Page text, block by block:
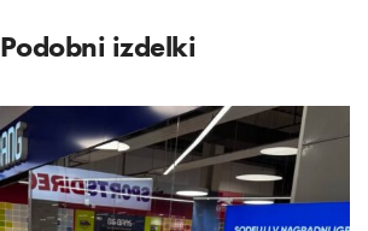
Podobni izdelki